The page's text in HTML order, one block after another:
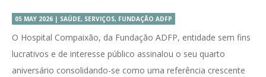
05 MAY 2026 | SAÚDE, SERVIÇOS, FUNDAÇÃO ADFP
O Hospital Compaixão, da Fundação ADFP, entidade sem fins
lucrativos e de interesse público assinalou o seu quarto
aniversário consolidando-se como uma referência crescente